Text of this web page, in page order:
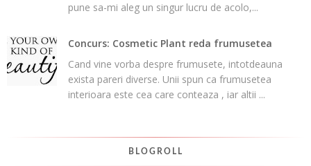
pune sa-mi aleg un singur lucru de acolo,...
Concurs: Cosmetic Plant reda frumusetea
Cand vine vorba despre frumusete, intotdeauna
exista pareri diverse. Unii spun ca frumusetea
interioara este cea care conteaza , iar altii ...
BLOGROLL